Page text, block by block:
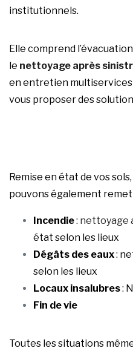
institutionnels.
Elle comprend
le nettoyage après
en entretien
vous proposer des
Remise en état de vos
pouvons également
Incendie: nettoyage
état selon les lieux
Dégâts des eaux:
selon les lieux
Locaux insalubres:
Fin de vie
Toutes les situations